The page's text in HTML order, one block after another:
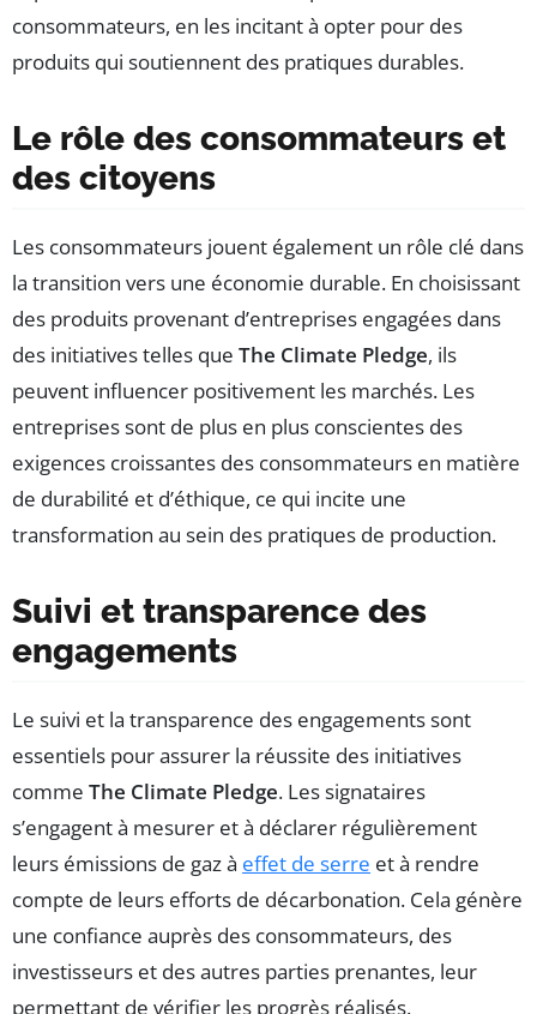
consommateurs, en les incitant à opter pour des
produits qui soutiennent des pratiques durables.
Le rôle des consommateurs et
des citoyens
Les consommateurs jouent également un rôle clé dans
la transition vers une économie durable. En choisissant
des produits provenant d’entreprises engagées dans
des initiatives telles que The Climate Pledge, ils
peuvent influencer positivement les marchés. Les
entreprises sont de plus en plus conscientes des
exigences croissantes des consommateurs en matière
de durabilité et d’éthique, ce qui incite une
transformation au sein des pratiques de production.
Suivi et transparence des
engagements
Le suivi et la transparence des engagements sont
essentiels pour assurer la réussite des initiatives
comme The Climate Pledge. Les signataires
s’engagent à mesurer et à déclarer régulièrement
leurs émissions de gaz à effet de serre et à rendre
compte de leurs efforts de décarbonation. Cela génère
une confiance auprès des consommateurs, des
investisseurs et des autres parties prenantes, leur
permettant de vérifier les progrès réalisés.